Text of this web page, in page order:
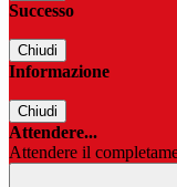
Successo
Chiudi
Informazione
Chiudi
Attendere...
Attendere il